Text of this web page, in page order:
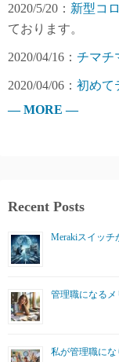
2020/5/20： 新型コ
ております。
2020/04/16： チマチ
2020/04/06： 初めて
— MORE —
Recent Posts
Merakiスイッチ
管理職になるメ
私が管理職に